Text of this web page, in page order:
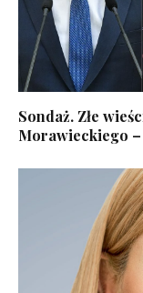
Sondaż. Złe
Morawieckiego